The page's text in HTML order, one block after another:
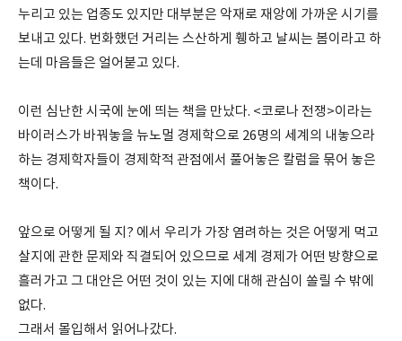
누리고 있는 업종도 있지만 대부분은 악재로 재앙에 가까운 시기를
보내고 있다. 번화했던 거리는 스산하게 휑하고 날씨는 봄이라고 하
는데 마음들은 얼어붇고 있다.
이런 심난한 시국에 눈에 띄는 책을 만났다. <코로나 전쟁>이라는
바이러스가 바꿔놓을 뉴노멀 경제학으로 26명의 세계의 내놓으라
하는 경제학자들이 경제학적 관점에서 풀어놓은 칼럼을 묶어 놓은
책이다.
앞으로 어떻게 될 지? 에서 우리가 가장 염려하는 것은 어떻게 먹고
살지에 관한 문제와 직결되어 있으므로 세계 경제가 어떤 방향으로
흘러가고 그 대안은 어떤 것이 있는 지에 대해 관심이 쏠릴 수 밖에
없다.
그래서 몰입해서 읽어나갔다.